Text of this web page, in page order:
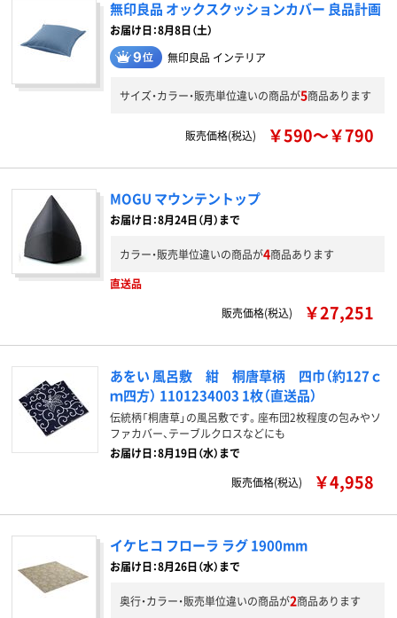
無印良品 オックスクッションカバー 良品計画
お届け日：8月8日（土）
無印良品 インテリア
サイズ・カラー・販売単位違いの商品が5商品あります
販売価格(税込) ￥590～￥790
MOGU マウンテントップ
お届け日：8月24日（月）まで
カラー・販売単位違いの商品が4商品あります
直送品
販売価格(税込)
￥27,251
あをい 風呂敷 紺 桐唐草柄 四巾（約127ｃ
ｍ四方） 1101234003 1枚（直送品）
伝統柄「桐唐草」の風呂敷です。座布団2枚程度の包みやソ
ファカバー、テーブルクロスなどにも
お届け日：8月19日（水）まで
販売価格(税込)
￥4,958
イケヒコ フローラ ラグ 1900mm
お届け日：8月26日（水）まで
奥行・カラー・販売単位違いの商品が2商品あります